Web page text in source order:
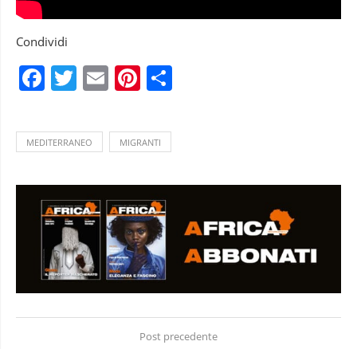
Condividi
Facebook
Twitter
EmailPinterest
MEDITERRANEO MIGRANTI
Post precedente